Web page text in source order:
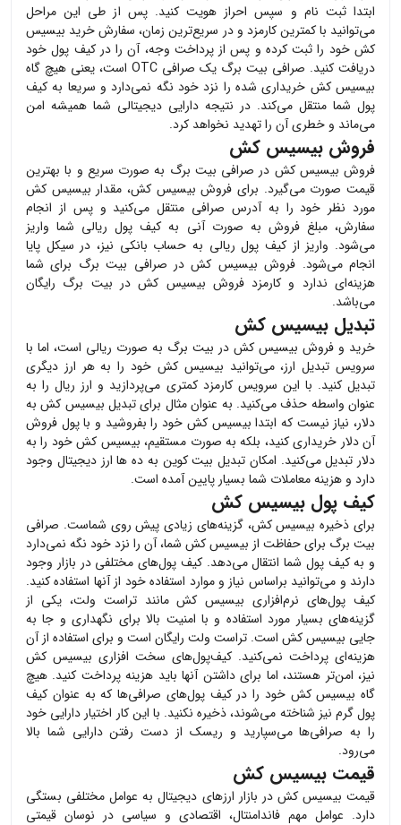
ابتدا ثبت نام و سپس احراز هویت کنید. پس از طی این مراحل
می‌توانید با کمترین کارمزد و در سریع‌ترین زمان، سفارش خرید بیسیس
کش خود را ثبت کرده و پس از پرداخت وجه، آن را در کیف پول خود
دریافت کنید. صرافی بیت برگ یک صرافی OTC است، یعنی هیچ گاه
بیسیس کش خریداری شده را نزد خود نگه نمی‌دارد و سریعا به کیف
پول شما منتقل می‌کند. در نتیجه دارایی دیجیتالی شما همیشه امن
می‌ماند و خطری آن را تهدید نخواهد کرد.
فروش بیسیس کش
فروش بیسیس کش در صرافی بیت برگ به صورت سریع و با بهترین
قیمت صورت می‌گیرد. برای فروش بیسیس کش، مقدار بیسیس کش
مورد نظر خود را به آدرس صرافی منتقل می‌کنید و پس از انجام
سفارش، مبلغ فروش به صورت آنی به کیف پول ریالی شما واریز
می‌شود. واریز از کیف پول ریالی به حساب بانکی نیز، در سیکل پایا
انجام می‌شود. فروش بیسیس کشدر صرافی بیت برگ برای شما
هزینه‌ای ندارد و کارمزد فروش بیسیس کشدر بیت برگ رایگان
می‌باشد.
تبدیل بیسیس کش
خرید و فروش بیسیس کش در بیت برگ به صورت ریالی است، اما با
سرویس تبدیل ارز، می‌توانید بیسیس کش خود را به هر ارز دیگری
تبدیل کنید. با این سرویس کارمزد کمتری می‌پردازید و ارز ریال را به
عنوان واسطه حذف می‌کنید. به عنوان مثال برای تبدیل بیسیس کشبه
دلار، نیاز نیست که ابتدا بیسیس کش خود را بفروشید و با پول فروش
آن دلار خریداری کنید، بلکه به صورت مستقیم، بیسیس کشخود را به
دلار تبدیل می‌کنید. امکان تبدیل بیت کوین به ده ها ارز دیجیتال وجود
دارد و هزینه معاملات شما بسیار پایین آمده است.
کیف پول بیسیس کش
برای ذخیره بیسیس کش، گزینه‌های زیادی پیش روی شماست. صرافی
بیت برگ برای حفاظت از بیسیس کش شما، آن را نزد خود نگه نمی‌دارد
و به کیف پول شما انتقال می‌دهد. کیف پول‌های مختلفی در بازار وجود
دارند و می‌توانید براساس نیاز و موارد استفاده خود از آنها استفاده کنید.
کیف پول‌های نرم‌افزاری بیسیس کشمانند تراست ولت، یکی از
گزینه‌های بسیار مورد استفاده و با امنیت بالا برای نگهداری و جا به
جایی بیسیس کش است. تراست ولت رایگان است و برای استفاده از آن
هزینه‌ای پرداخت نمی‌کنید. کیف‌پول‌های سخت افزاری بیسیس کش
نیز، امن‌تر هستند، اما برای داشتن آنها باید هزینه پرداخت کنید. هیچ
گاه بیسیس کش خود را در کیف پول‌های صرافی‌ها که به عنوان کیف
پول گرم نیز شناخته می‌شوند، ذخیره نکنید. با این کار اختیار دارایی خود
را به صرافی‌ها می‌سپارید و ریسک از دست رفتن دارایی شما بالا
می‌رود.
قیمت بیسیس کش
قیمت بیسیس کش در بازار ارزهای دیجیتال به عوامل مختلفی بستگی
دارد. عوامل مهم فاندامنتال، اقتصادی و سیاسی در نوسان قیمتی